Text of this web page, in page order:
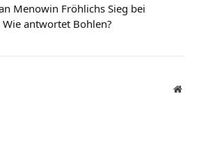
Menowin Fröhlichs Sieg bei
Wie antwortet Bohlen?
Website